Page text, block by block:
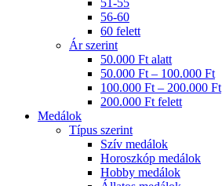
56-60
60 felett
Ár szerint
50.000 Ft alatt
50.000 Ft – 100.000 Ft
100.000 Ft – 200.000 Ft
200.000 Ft felett
Medálok
Típus szerint
Szív medálok
Horoszkóp medálok
Hobby medálok